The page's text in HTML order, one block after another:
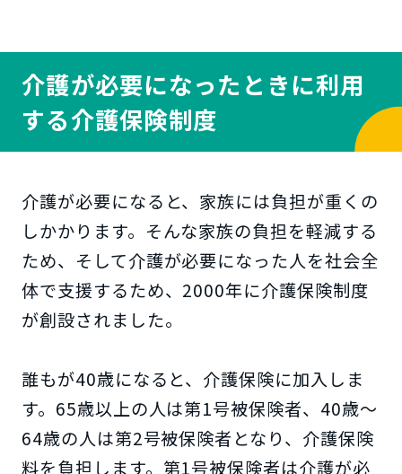
介護が必要になったときに利用
する介護保険制度
介護が必要になると、家族には負担が重くの
しかかります。そんな家族の負担を軽減する
ため、そして介護が必要になった人を社会全
体で支援するため、2000年に介護保険制度
が創設されました。
誰もが40歳になると、介護保険に加入しま
す。65歳以上の人は第1号被保険者、40歳～
64歳の人は第2号被保険者となり、介護保険
料を負担します。第1号被保険者は介護が必